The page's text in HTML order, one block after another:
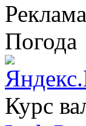
Реклама
Погода
Курс